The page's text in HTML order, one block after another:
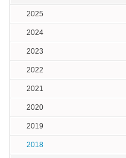
2025
2024
2023
2022
2021
2020
2019
2018